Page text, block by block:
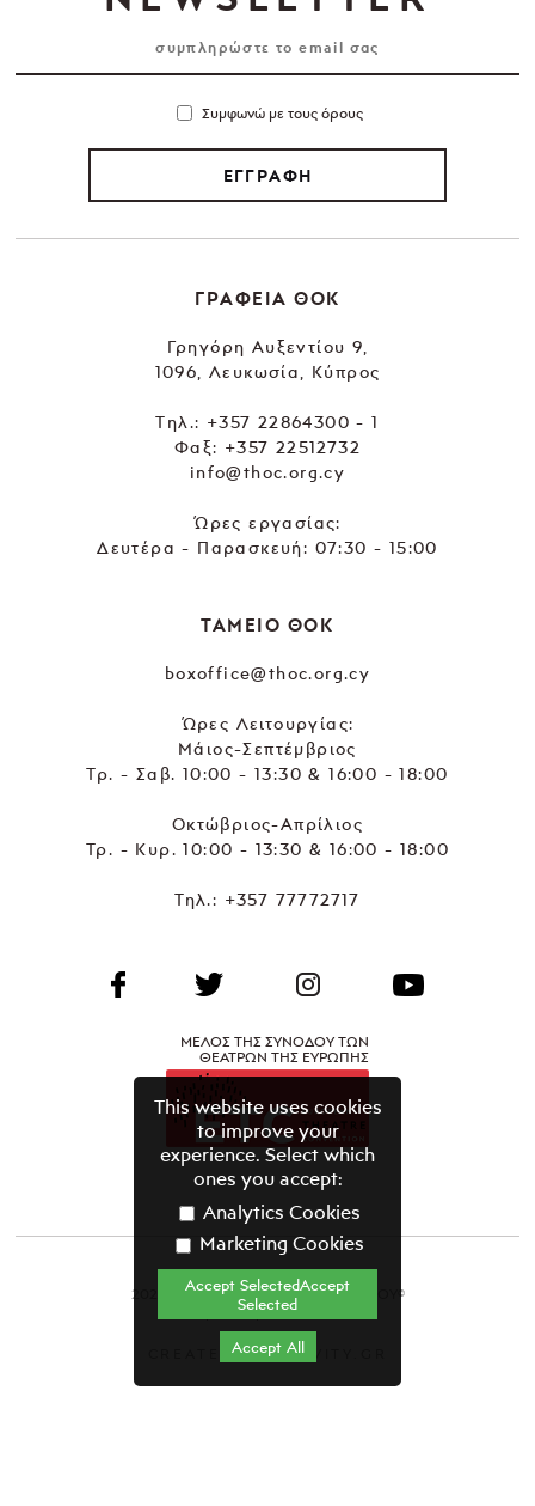
Συμφωνώ με τους όρους
ΕΓΓΡΑΦΗ
ΓΡΑΦΕΙΑ ΘΟΚ
Γρηγόρη Αυξεντίου 9,
1096, Λευκωσία, Κύπρος
Tηλ.: +357 22864300 - 1
Φαξ: +357 22512732
info@thoc.org.cy
Ώρες εργασίας:
Δευτέρα - Παρασκευή: 07:30 - 15:00
ΤΑΜΕΙΟ ΘΟΚ
boxoffice@thoc.org.cy
Ώρες Λειτουργίας:
Μάιος-Σεπτέμβριος
Τρ. - Σαβ. 10:00 - 13:30 & 16:00 - 18:00
Οκτώβριος-Απρίλιος
Τρ. - Κυρ. 10:00 - 13:30 & 16:00 - 18:00
Τηλ.: +357 77772717
ΜΕΛΟΣ ΤΗΣ ΣΥΝΟΔΟΥ ΤΩΝ
ΘΕΑΤΡΩΝ ΤΗΣ ΕΥΡΩΠΗΣ
2021 ΘΕΑΤΡΙΚΟΣ ΟΡΓΑΝΙΣΜΟΣ ΚΥΠΡΟΥ©
Όροι & Προϋποθέσεις
CREATED BY GRAVITY.GR
This website uses cookies
to improve your
experience. Select which
ones you accept:
Analytics Cookies
Marketing Cookies
Accept SelectedAccept
Selected
Accept All